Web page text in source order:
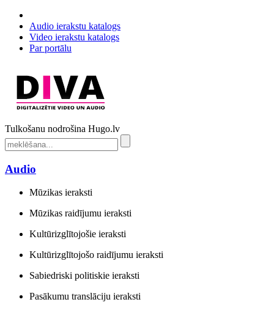
Audio ierakstu katalogs
Video ierakstu katalogs
Par portālu
Tulkošanu nodrošina Hugo.lv
Audio
Mūzikas ieraksti
Mūzikas raidījumu ieraksti
Kultūrizglītojošie ieraksti
Kultūrizglītojošo raidījumu ieraksti
Sabiedriski politiskie ieraksti
Pasākumu translāciju ieraksti